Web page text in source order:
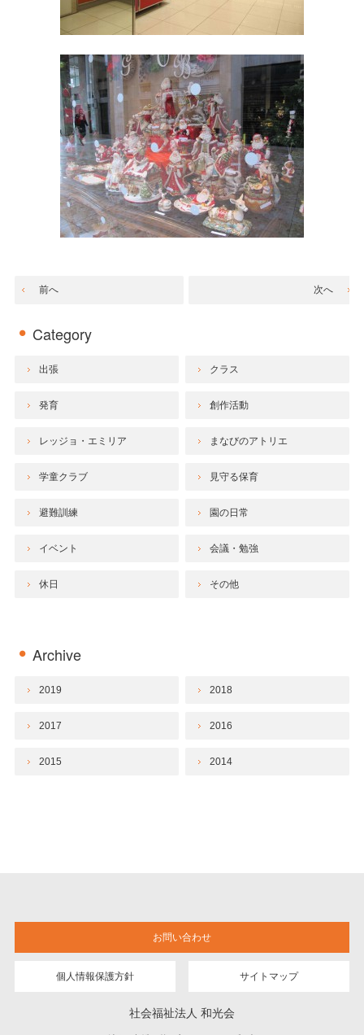
前へ 次へ
Category
出張 クラス
発育 創作活動
レッジョ・エミリア まなびのアトリエ
学童クラブ 見守る保育
避難訓練 園の日常
イベント 会議・勉強
休日 その他
Archive
2019 2018
2017 2016
2015 2014
お問い合わせ
個人情報保護方針 サイトマップ
社会福祉法人 和光会